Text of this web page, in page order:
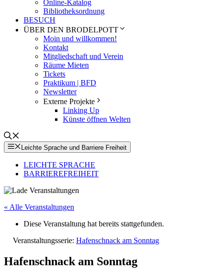
Online-Katalog
Bibliotheksordnung
BESUCH
ÜBER DEN BRODELPOTT
Moin und willkommen!
Kontakt
Mitgliedschaft und Verein
Räume Mieten
Tickets
Praktikum | BFD
Newsletter
Externe Projekte
Linking Up
Künste öffnen Welten
Leichte Sprache und Barriere Freiheit
LEICHTE SPRACHE
BARRIEREFREIHEIT
« Alle Veranstaltungen
Diese Veranstaltung hat bereits stattgefunden.
Veranstaltungsserie: Hafenschnack am Sonntag
Hafenschnack am Sonntag